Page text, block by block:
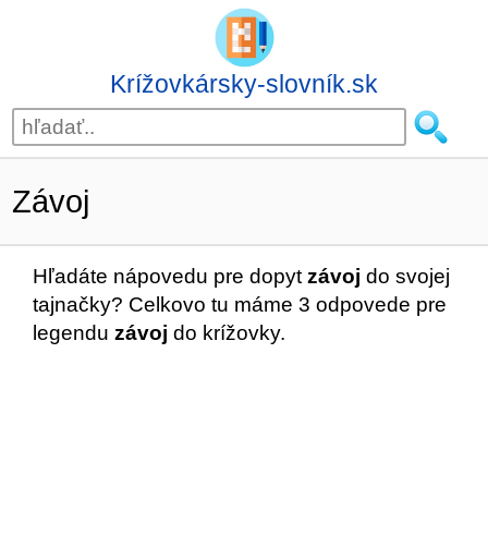
Krížovkársky-slovník.sk
Závoj
Hľadáte nápovedu pre dopyt závoj do svojej
tajnačky? Celkovo tu máme 3 odpovede pre
legendu závoj do krížovky.